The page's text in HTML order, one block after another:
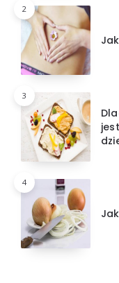
2
3
4